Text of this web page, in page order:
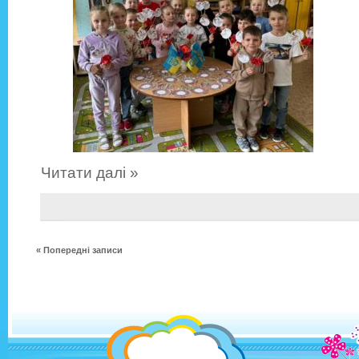
Читати далі »
« Попередні записи